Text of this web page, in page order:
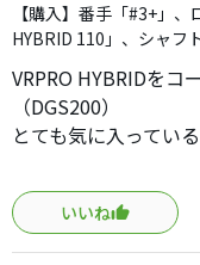
【購入】番手「#3+」
HYBRID 110」、シャフ
VRPRO HYBRIDをコ
（DGS200）
とても気に入ってい
いいものないかなー
珍しいシャフトが挿
買ってみました。
いいね